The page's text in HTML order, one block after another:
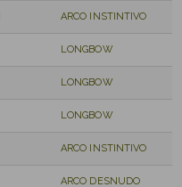
ARCO INSTINTIVO
LONGBOW
LONGBOW
LONGBOW
ARCO INSTINTIVO
ARCO DESNUDO